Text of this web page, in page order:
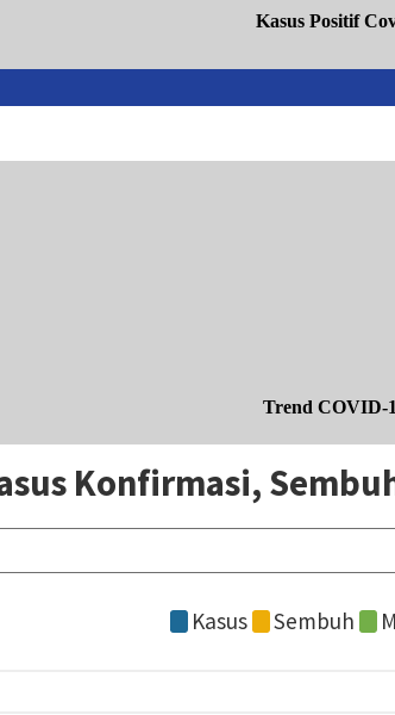
Kasus Positif
Trend COVID-